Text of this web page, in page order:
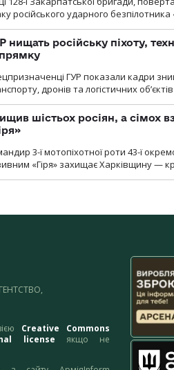
російського ударного безпілотника
нищать російську піхоту,
ГУР показали кадри
дронів та логістичних
шістьох росіян, а сімох
3-ї мотопіхотної роти 43-ї
«Гіря» захищає Харківщину —
Creative Commons
license якщо не